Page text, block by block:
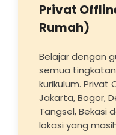
Privat
Rumah)
Belajar dengan
semua
kurikulum. Privat
Jakarta, Bogor,
Tangsel, Bekasi
lokasi yang